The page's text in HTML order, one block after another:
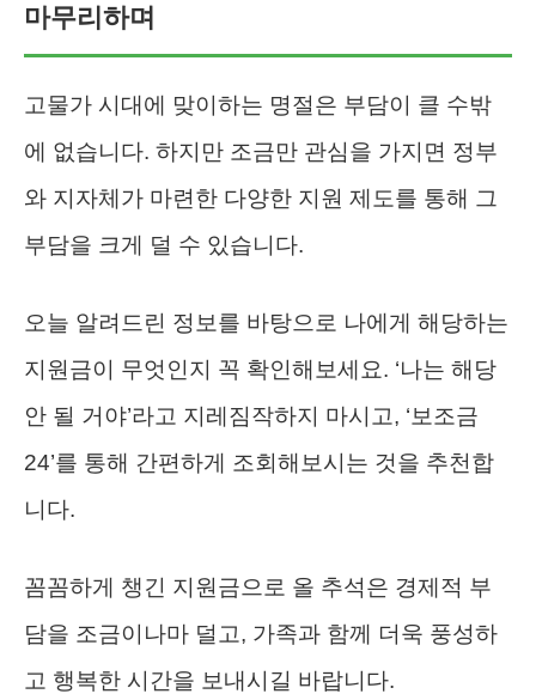
마무리하며
고물가 시대에 맞이하는 명절은 부담이 클 수밖
에 없습니다. 하지만 조금만 관심을 가지면 정부
와 지자체가 마련한 다양한 지원 제도를 통해 그
부담을 크게 덜 수 있습니다.
오늘 알려드린 정보를 바탕으로 나에게 해당하는
지원금이 무엇인지 꼭 확인해보세요. ‘나는 해당
안 될 거야’라고 지레짐작하지 마시고, ‘보조금
24’를 통해 간편하게 조회해보시는 것을 추천합
니다.
꼼꼼하게 챙긴 지원금으로 올 추석은 경제적 부
담을 조금이나마 덜고, 가족과 함께 더욱 풍성하
고 행복한 시간을 보내시길 바랍니다.